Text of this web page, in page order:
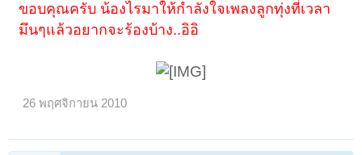
ขอบคุณครับ น้องไรมาให้กำลังใจเพลงลูกทุ่งที่เวลา
มึนๆแล้วอยากจะร้องบ้าง..อิอิ
26 พฤศจิกายน 2010